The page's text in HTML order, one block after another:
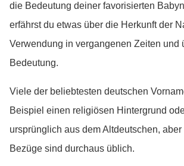
die Bedeutung deiner favorisierten
erfährst du etwas über die Herkunft der
Verwendung in vergangenen Zeiten und
Bedeutung.
Viele der beliebtesten deutschen
Beispiel einen religiösen Hintergrund
ursprünglich aus dem Altdeutschen,
Bezüge sind durchaus üblich.